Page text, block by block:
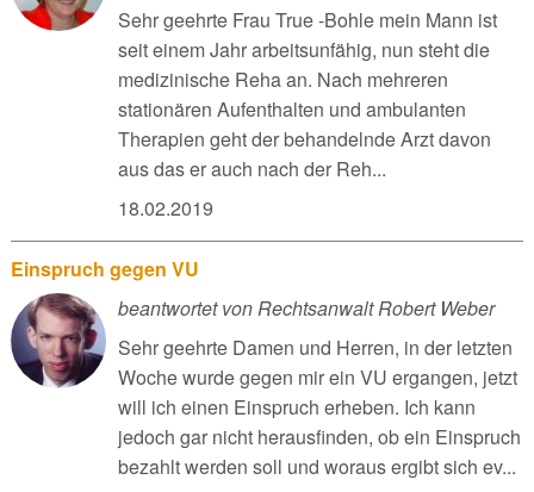
Sehr geehrte Frau True -Bohle mein Mann ist
seit einem Jahr arbeitsunfähig, nun steht die
medizinische Reha an. Nach mehreren
stationären Aufenthalten und ambulanten
Therapien geht der behandelnde Arzt davon
aus das er auch nach der Reh...
18.02.2019
Einspruch gegen VU
beantwortet von Rechtsanwalt Robert Weber
Sehr geehrte Damen und Herren, in der letzten
Woche wurde gegen mir ein VU ergangen, jetzt
will ich einen Einspruch erheben. Ich kann
jedoch gar nicht herausfinden, ob ein Einspruch
bezahlt werden soll und woraus ergibt sich ev...